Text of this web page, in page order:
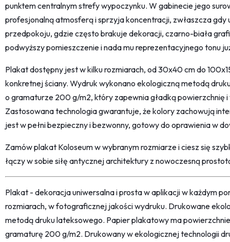
punktem centralnym strefy wypoczynku. W gabinecie jego
profesjonalną atmosferą i sprzyja koncentracji, zwłaszcza gdy
przedpokoju, gdzie często brakuje dekoracji, czarno-biała
podwyższy pomieszczenie i nada mu reprezentacyjnego tonu
Plakat dostępny jest w kilku rozmiarach, od 30x40 cm do
konkretnej ściany. Wydruk wykonano ekologiczną metodą
o gramaturze 200 g/m2, który zapewnia gładką powierzchnię
Zastosowana technologia gwarantuje, że kolory zachowują
jest w pełni bezpieczny i bezwonny, gotowy do oprawienia w
Zamów plakat Koloseum w wybranym rozmiarze i ciesz się
łączy w sobie siłę antycznej architektury z nowoczesną
Plakat - dekoracja uniwersalna i prosta w aplikacji w każdym
rozmiarach, w fotograficznej jakości wydruku. Drukowane
metodą druku lateksowego. Papier plakatowy ma
gramaturę 200 g/m2. Drukowany w ekologicznej technologii